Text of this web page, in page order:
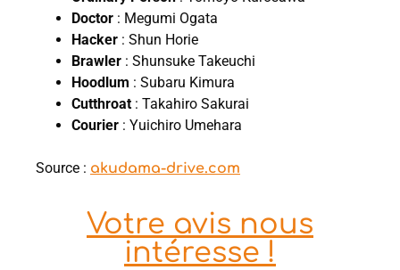
Doctor : Megumi Ogata
Hacker : Shun Horie
Brawler : Shunsuke Takeuchi
Hoodlum : Subaru Kimura
Cutthroat : Takahiro Sakurai
Courier : Yuichiro Umehara
Source : akudama-drive.com
Votre avis nous
intéresse !